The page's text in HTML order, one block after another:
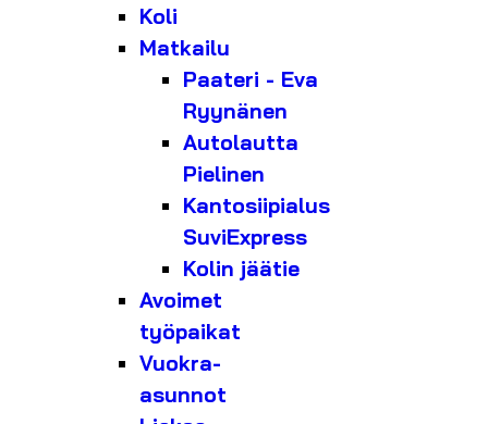
Koli
Matkailu
Paateri - Eva
Ryynänen
Autolautta
Pielinen
Kantosiipialus
SuviExpress
Kolin jäätie
Avoimet
työpaikat
Vuokra-
asunnot